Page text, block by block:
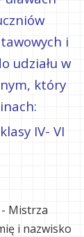
i
udziału w
który
IV- VI
Mistrza
i nazwisko